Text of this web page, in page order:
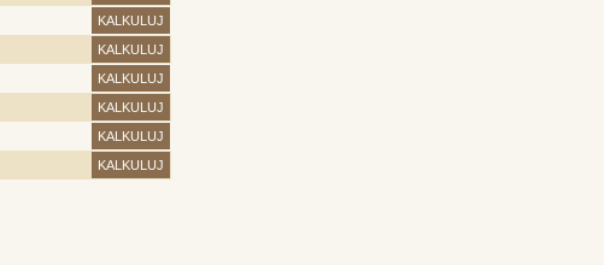
KALKULUJ
KALKULUJ
KALKULUJ
KALKULUJ
KALKULUJ
KALKULUJ